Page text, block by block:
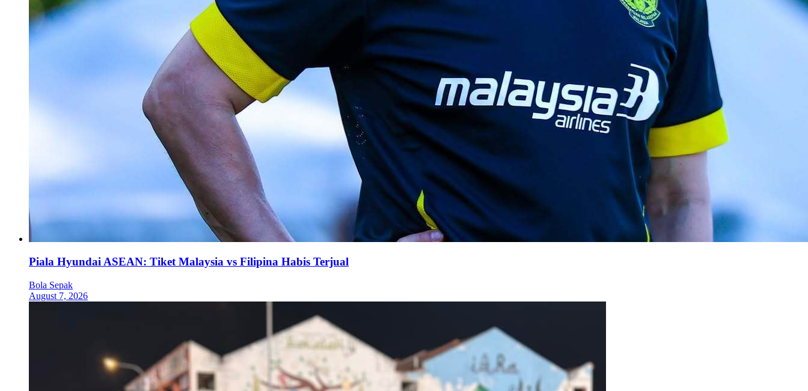
Piala Hyundai ASEAN: Tiket Malaysia vs Filipina Habis Terjual
Bola Sepak
August 7, 2026